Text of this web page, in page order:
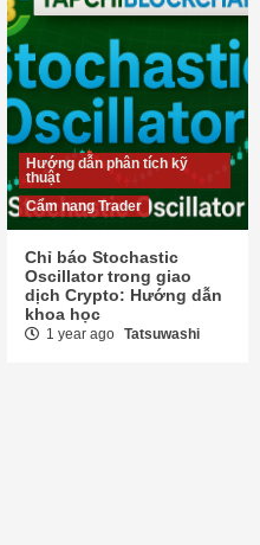
Hướng dẫn phân tích kỹ
thuật
Cẩm nang Trader
Chỉ báo Stochastic
Oscillator trong giao
dịch Crypto: Hướng dẫn
khoa học
1 year ago Tatsuwashi